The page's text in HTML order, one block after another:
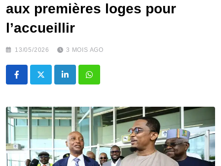
aux premières loges pour
l’accueillir
13/05/2026 3 MOIS AGO
LinkedInWhatsapp